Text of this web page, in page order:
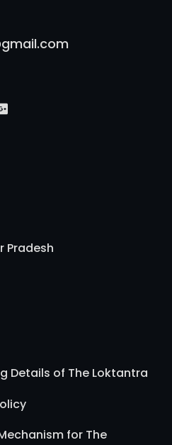
Pradesh
Details of The Loktantra
for The